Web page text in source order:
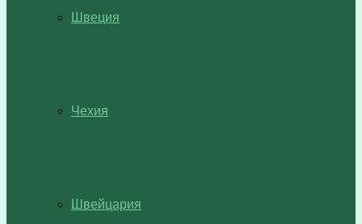
Швеция
Чехия
Швейцария